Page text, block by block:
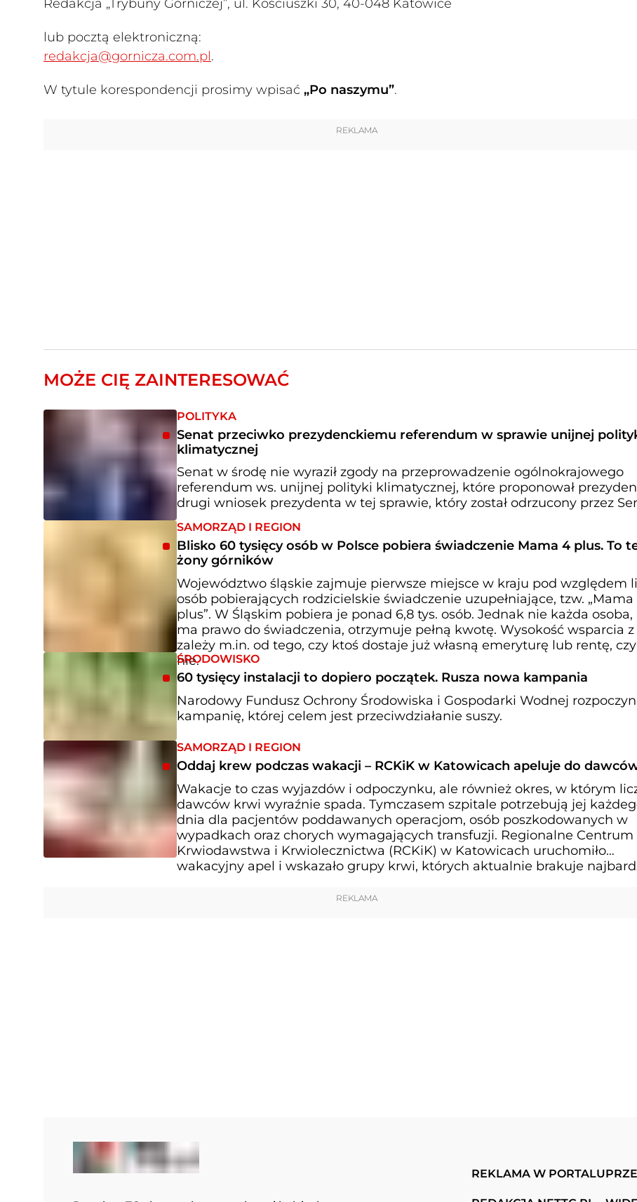
Redakcja „Trybuny Górniczej”, ul. Kościuszki 30, 40-048 Katowice
lub pocztą elektroniczną:
redakcja@gornicza.com.pl.
W tytule korespondencji prosimy wpisać „Po naszymu”.
REKLAMA
MOŻE CIĘ ZAINTERESOWAĆ
POLITYKA
Senat przeciwko prezydenckiemu referendum w sprawie unijnej
klimatycznej
Senat w środę nie wyraził zgody na przeprowadzenie ogólnokrajowego
referendum ws. unijnej polityki klimatycznej, które proponował
drugi wniosek prezydenta w tej sprawie, który został odrzucony przez
SAMORZĄD I REGION
Blisko 60 tysięcy osób w Polsce pobiera świadczenie Mama 4 plus. To
żony górników
Województwo śląskie zajmuje pierwsze miejsce w kraju pod względem
osób pobierających rodzicielskie świadczenie uzupełniające, tzw. „Mama
plus”. W Śląskim pobiera je ponad 6,8 tys. osób. Jednak nie każda osoba,
ma prawo do świadczenia, otrzymuje pełną kwotę. Wysokość wsparcia z
zależy m.in. od tego, czy ktoś dostaje już własną emeryturę lub rentę,
nie.
ŚRODOWISKO
60 tysięcy instalacji to dopiero początek. Rusza nowa kampania
Narodowy Fundusz Ochrony Środowiska i Gospodarki Wodnej
kampanię, której celem jest przeciwdziałanie suszy.
SAMORZĄD I REGION
Oddaj krew podczas wakacji – RCKiK w Katowicach apeluje do
Wakacje to czas wyjazdów i odpoczynku, ale również okres, w którym
dawców krwi wyraźnie spada. Tymczasem szpitale potrzebują jej
dnia dla pacjentów poddawanych operacjom, osób poszkodowanych w
wypadkach oraz chorych wymagających transfuzji. Regionalne Centrum
Krwiodawstwa i Krwiolecznictwa (RCKiK) w Katowicach uruchomiło
wakacyjny apel i wskazało grupy krwi, których aktualnie brakuje
REKLAMA
REKLAMA W PORTALU